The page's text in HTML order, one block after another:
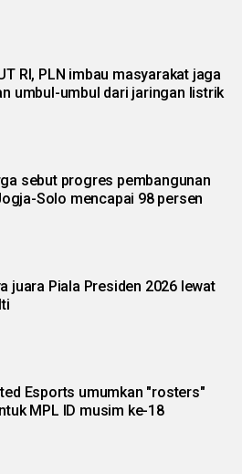
RI, PLN imbau masyarakat jaga
umbul-umbul dari jaringan listrik
sebut progres pembangunan
Solo mencapai 98 persen
juara Piala Presiden 2026 lewat
Esports umumkan "rosters"
MPL ID musim ke-18